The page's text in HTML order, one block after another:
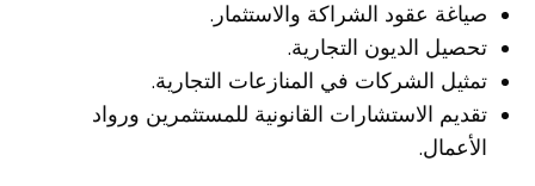
صياغة عقود الشراكة والاستثمار.
تحصيل الديون التجارية.
تمثيل الشركات في المنازعات التجارية.
تقديم الاستشارات القانونية للمستثمرين ورواد
الأعمال.